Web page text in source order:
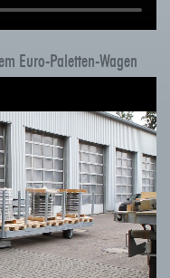
Euro-Paletten-Wagen